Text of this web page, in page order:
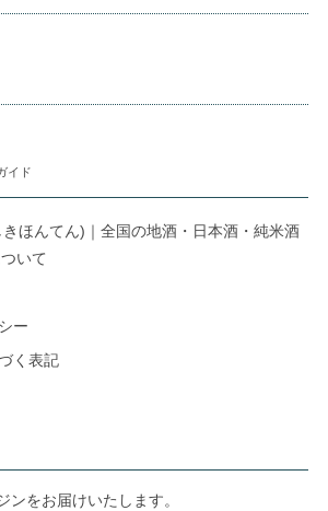
イド
ほんてん)｜全国の地酒・日本酒・純米酒
いて
ー
く表記
ンをお届けいたします。